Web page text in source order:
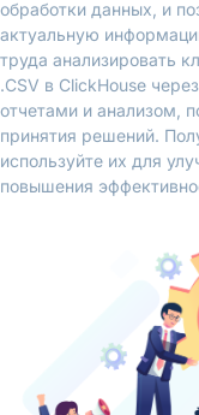
обработки данных, и
актуальную
труда анализировать
.CSV в ClickHouse
отчетами и анализом,
принятия решений.
используйте их для
повышения